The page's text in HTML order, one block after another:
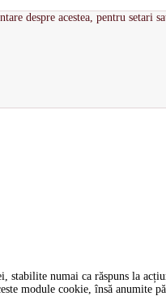
acestea, pentru setari
numai ca răspuns la
module cookie, însă anumite